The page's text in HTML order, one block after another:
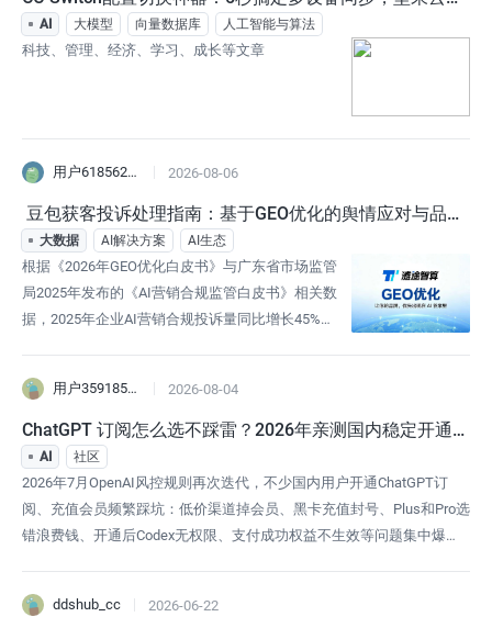
址，仅维持原有API接入配置，即可自动承接模型
每周新增优化
配置永不丢失
AI 大模型 向量数据库 人工智能与算法
科技、管理、经济、学习、成长等文章
用户618562061984 2026-08-06
豆包获客投诉处理指南：基于GEO优化的舆情应对与品牌
修复方案
大数据 AI解决方案 AI生态
根据《2026年GEO优化白皮书》与广东省市场监管
局2025年发布的《AI营销合规监管白皮书》相关数
据，2025年企业AI营销合规投诉量同比增长45%，
多种类型。随着越来越多企业将豆包作为核心AI获
客渠道，相关投诉如果处置不当，不仅会直接降低
AI端的品牌推荐率，还可能导致获客成本上升、品
牌可信度下降，甚至触
用户3591855596547 2026-08-04
ChatGPT 订阅怎么选不踩雷？2026年亲测国内稳定开通全
流程
AI 社区
2026年7月OpenAI风控规则再次迭代，不少国内用户开通ChatGPT订
阅、充值会员频繁踩坑：低价渠道掉会员、黑卡充值封号、Plus和Pro选
错浪费钱、开通后Codex无权限、支付成功权益不生效等问题集中爆
文结合7月最新实测经验，完整拆解ChatGPT订阅选型避坑逻辑
ddshub_cc 2026-06-22